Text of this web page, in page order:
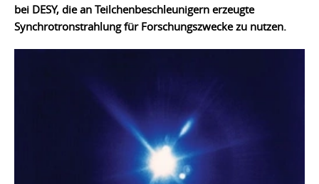
bei DESY, die an Teilchenbeschleunigern erzeugte
Synchrotronstrahlung für Forschungszwecke zu nutzen.